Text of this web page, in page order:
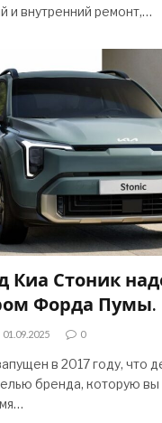
и внутренний ремонт,…
Стоник
Форда Пумы.
01.09.2025 0
в 2017 году, что
бренда, которую вы